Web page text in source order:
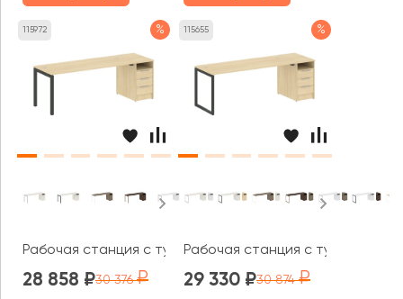
115972 %
Рабочая станция с тумбой на П-образном м/к
28 858 30 376
115655 %
Рабочая станция с тумбой на
29 330 30 874